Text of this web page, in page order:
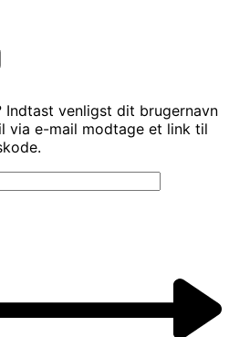
Indtast venligst dit brugernavn
via e-mail modtage et link til